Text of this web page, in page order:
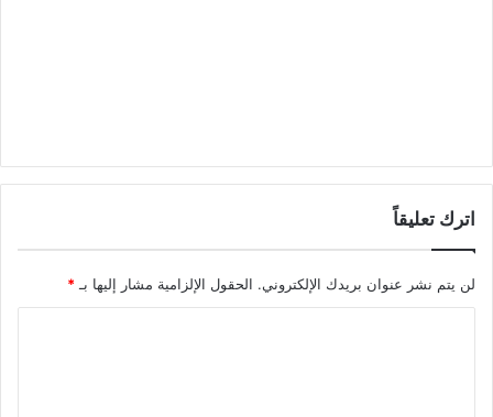
اترك تعليقاً
لن يتم نشر عنوان بريدك الإلكتروني. الحقول الإلزامية مشار إليها بـ *